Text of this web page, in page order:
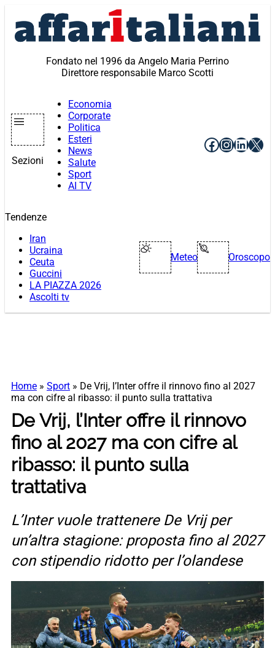
contenuto
Fondato nel 1996 da Angelo Maria Perrino
Direttore responsabile Marco Scotti
Sezioni
Economia
Corporate
Politica
Esteri
News
Salute
Sport
AI TV
Facebook
X
Tendenze
Iran
Ucraina
Ceuta
Guccini
LA PIAZZA 2026
Ascolti tv
Meteo Oroscopo
Home » Sport » De Vrij, l’Inter offre il rinnovo fino al 2027
ma con cifre al ribasso: il punto sulla trattativa
De Vrij, l’Inter offre il rinnovo
fino al 2027 ma con cifre al
ribasso: il punto sulla
trattativa
L’Inter vuole trattenere De Vrij per
un’altra stagione: proposta fino al 2027
con stipendio ridotto per l’olandese